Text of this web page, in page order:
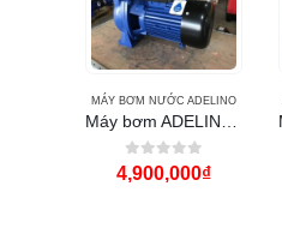
MÁY BƠM NƯỚC ADELINO
0out of 5
4,900,000₫